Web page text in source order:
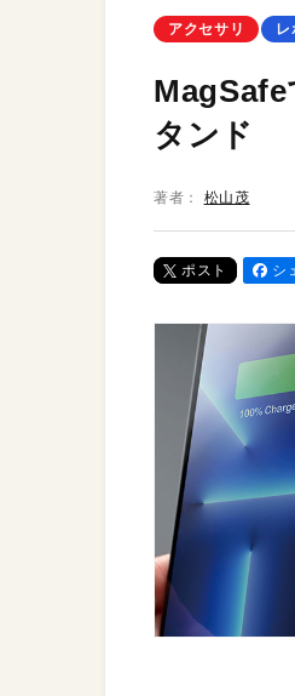
アクセサリ レ
タンド
著者： 松山茂
ポスト シ